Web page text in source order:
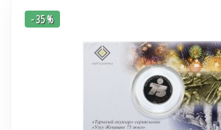
- 35 %